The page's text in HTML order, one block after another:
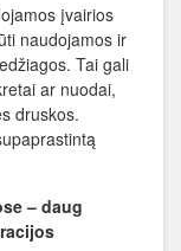
įvairios
naudojamos ir
Tai gali
ar nuodai,
druskos.
– daug